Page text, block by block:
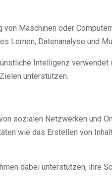
Maschinen oder
Lernen, Datenanalyse und
Intelligenz
unterstützen.
sozialen Netzwerken und
wie das Erstellen von
dabei unterstützen,